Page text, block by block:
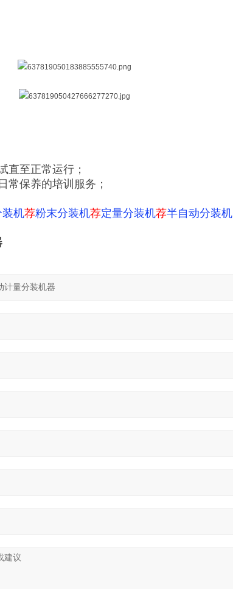
直至正常运行；
常保养的培训服务；
装机荐粉末分装机荐定量分装机荐半自动分装机